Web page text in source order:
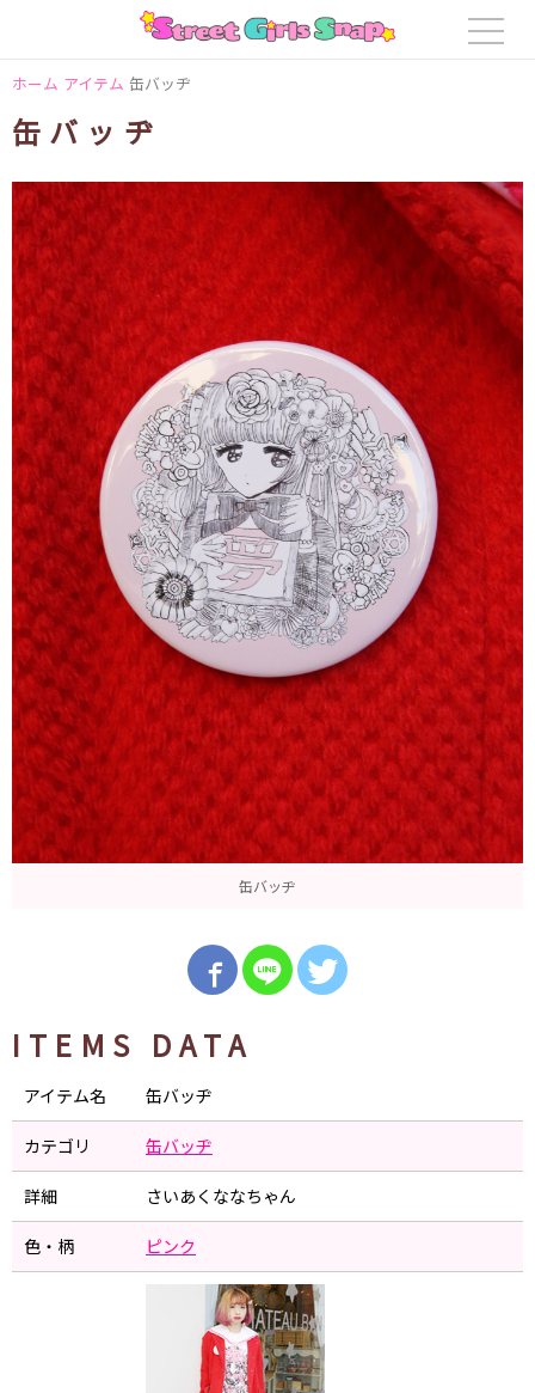
ホーム アイテム 缶バッヂ
缶バッヂ
缶バッヂ
ITEMS DATA
アイテム名 缶バッヂ
カテゴリ 缶バッヂ
詳細 さいあくななちゃん
色・柄 ピンク